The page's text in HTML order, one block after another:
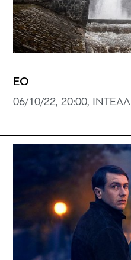
EO
06/10/22, 20:00, ΙΝΤΕΑΛ